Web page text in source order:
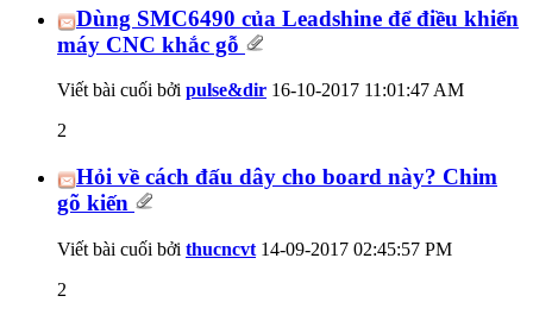
Dùng SMC6490 của Leadshine để điều khiển
máy CNC khắc gỗ
Viết bài cuối bởi pulse&dir 16-10-2017 11:01:47 AM
2
Hỏi về cách đấu dây cho board này? Chim
gõ kiến
Viết bài cuối bởi thucncvt 14-09-2017 02:45:57 PM
2